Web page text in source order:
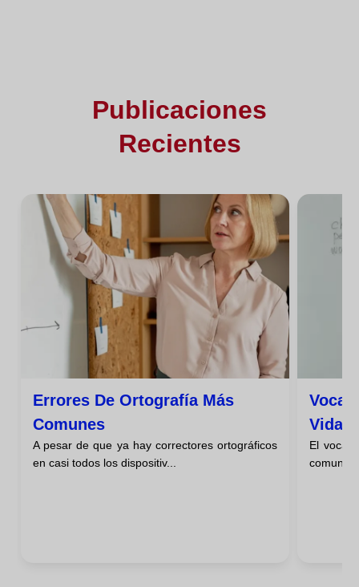
Publicaciones
Recientes
Errores De Ortografía Más
Comunes
A pesar de que ya hay correctores ortográficos
en casi todos los dispositiv...
Vida
El